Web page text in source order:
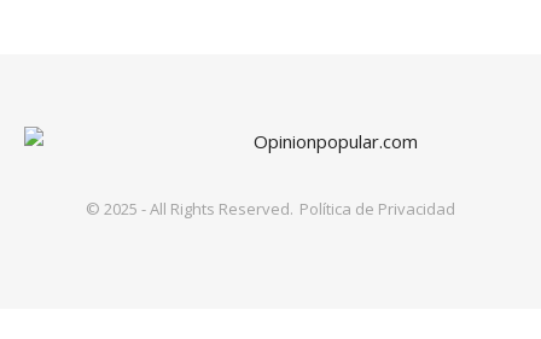
© 2025 - All Rights Reserved. Política de Privacidad